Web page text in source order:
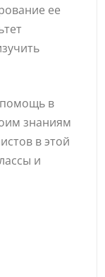
ее
помощь в
знаниям
в этой
и